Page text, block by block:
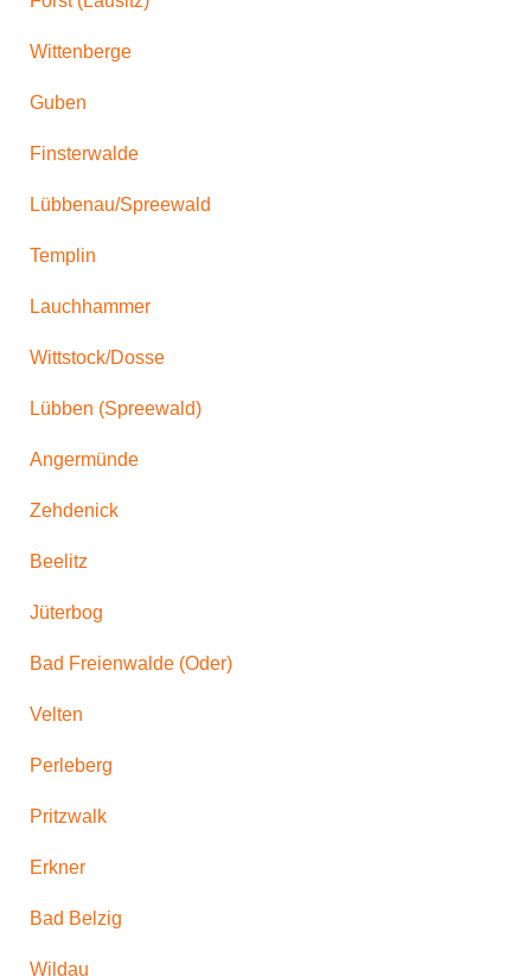
Wittenberge
Guben
Finsterwalde
Lübbenau/Spreewald
Templin
Lauchhammer
Wittstock/Dosse
Lübben (Spreewald)
Angermünde
Zehdenick
Beelitz
Jüterbog
Bad Freienwalde (Oder)
Velten
Perleberg
Pritzwalk
Erkner
Bad Belzig
Wildau